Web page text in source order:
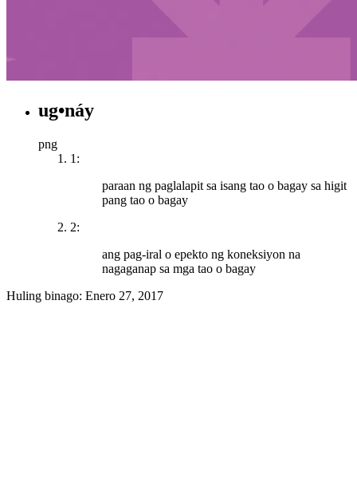
ug•náy
png
1:
paraan ng paglalapit sa isang tao o bagay sa higit
pang tao o bagay
2:
ang pag-iral o epekto ng koneksiyon na
nagaganap sa mga tao o bagay
Huling binago: Enero 27, 2017